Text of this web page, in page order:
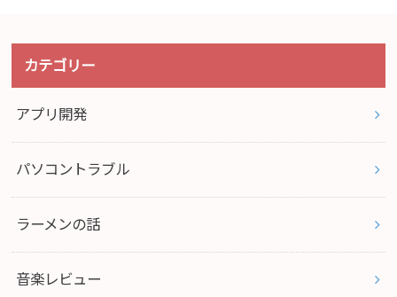
カテゴリー
アプリ開発
パソコントラブル
ラーメンの話
音楽レビュー